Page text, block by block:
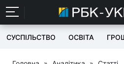
СУСПІЛЬСТВО ОСВІТА